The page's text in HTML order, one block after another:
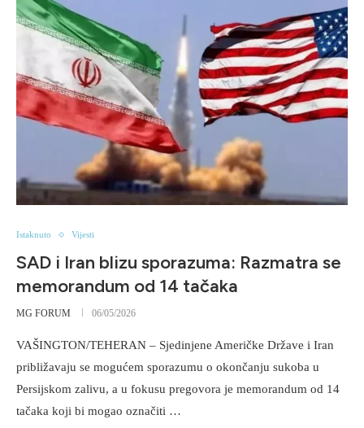
Istaknuto Vijesti
SAD i Iran blizu sporazuma: Razmatra se
memorandum od 14 tačaka
MG FORUM 06/05/2026
VAŠINGTON/TEHERAN – Sjedinjene Američke Države i Iran
približavaju se mogućem sporazumu o okončanju sukoba u
Persijskom zalivu, a u fokusu pregovora je memorandum od 14
tačaka koji bi mogao označiti …